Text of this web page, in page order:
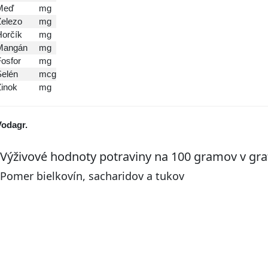
mg
mg
mg
mg
mg
mcg
mg
gr.
Výživové hodnoty potraviny na 100 gramov v
Pomer bielkovín, sacharidov a tukov